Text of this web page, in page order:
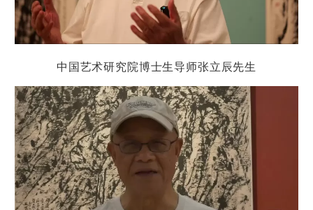
中国艺术研究院博士生导师张立辰先生